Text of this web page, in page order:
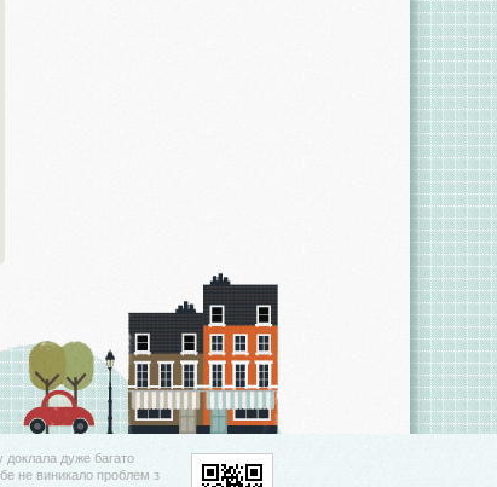
доклала дуже багато
не виникало проблем з